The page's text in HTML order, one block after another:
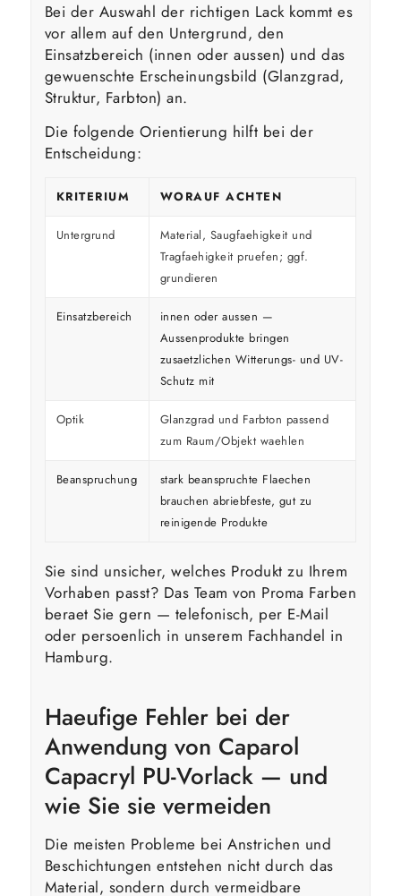
Bei der Auswahl der richtigen Lack kommt es
vor allem auf den Untergrund, den
Einsatzbereich (innen oder aussen) und das
gewuenschte Erscheinungsbild (Glanzgrad,
Struktur, Farbton) an.
Die folgende Orientierung hilft bei der
Entscheidung:
KRITERIUM WORAUF ACHTEN
Untergrund
Material, Saugfaehigkeit und
Tragfaehigkeit pruefen; ggf.
grundieren
Einsatzbereich
innen oder aussen —
Aussenprodukte bringen
zusaetzlichen Witterungs- und UV-
Schutz mit
Optik
Glanzgrad und Farbton passend
zum Raum/Objekt waehlen
Beanspruchung
stark beanspruchte Flaechen
brauchen abriebfeste, gut zu
reinigende Produkte
Sie sind unsicher, welches Produkt zu Ihrem
Vorhaben passt? Das Team von Proma Farben
beraet Sie gern — telefonisch, per E-Mail
oder persoenlich in unserem Fachhandel in
Hamburg.
Haeufige Fehler bei der
Anwendung von Caparol
Capacryl PU-Vorlack — und
wie Sie sie vermeiden
Die meisten Probleme bei Anstrichen und
Beschichtungen entstehen nicht durch das
Material, sondern durch vermeidbare